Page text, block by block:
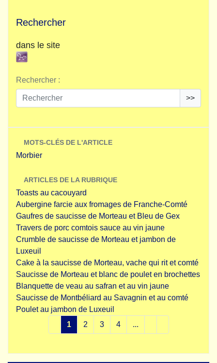
Rechercher
dans le site
Rechercher :
>>
MOTS-CLÉS DE L'ARTICLE
Morbier
ARTICLES DE LA RUBRIQUE
Toasts au cacouyard
Aubergine farcie aux fromages de Franche-Comté
Gaufres de saucisse de Morteau et Bleu de Gex
Travers de porc comtois sauce au vin jaune
Crumble de saucisse de Morteau et jambon de
Luxeuil
Cake à la saucisse de Morteau, vache qui rit et comté
Saucisse de Morteau et blanc de poulet en brochettes
Blanquette de veau au safran et au vin jaune
Saucisse de Montbéliard au Savagnin et au comté
Poulet au jambon de Luxeuil
1
2 3 4 ...